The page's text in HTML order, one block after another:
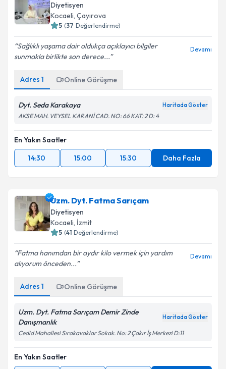
Diyetisyen
Kocaeli, Çayırova
5 (37 Değerlendirme)
Sağlıklı yaşama dair oldukça açıklayıcı bilgiler
sunmakla birlikte son derece...
Devamı
Adres 1 Online Görüşme
Dyt. Seda Karakaya Haritada Göster
AKSE MAH. VEYSEL KARANİ CAD. NO: 66 KAT: 2 D: 4
En Yakın Saatler
14:30
15:00 15:30 Daha Fazla
Uzm. Dyt. Fatma Sarıçam
Diyetisyen
Kocaeli, İzmit
5 (41 Değerlendirme)
Fatma hanımdan bir aydır kilo vermek için yardım
alıyorum önceden...
Devamı
Adres 1 Online Görüşme
Uzm. Dyt. Fatma Sarıçam Demir Zinde
Danışmanlık
Haritada Göster
Cedid Mahallesi Sırakavaklar Sokak. No: 2 Çakır İş Merkezi D:11
En Yakın Saatler